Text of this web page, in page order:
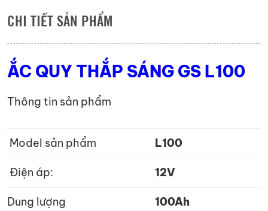
CHI TIẾT SẢN PHẨM
ẮC QUY THẮP SÁNG GS L100
Thông tin sản phẩm
Model sản phẩm L100
Điện áp: 12V
Dung lượng 100Ah